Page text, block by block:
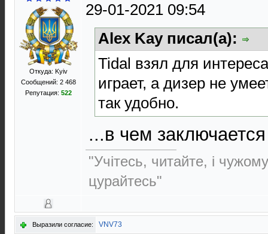
Откуда: Kyiv
Сообщений: 2 468
Репутация: 522
29-01-2021 09:54
Alex Kay писал(а):
Tidal взял для
играет, а дизер не
так удобно.
...в чем
"Учітесь, читайте, і
цурайтесь"
Выразили согласие: VNV73